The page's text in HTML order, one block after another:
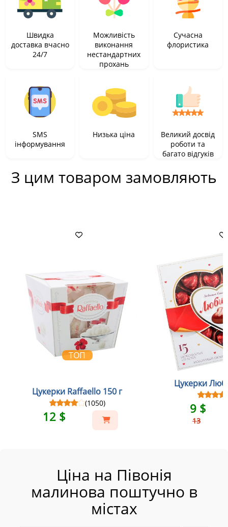
Швидка
доставка вчасно
24/7
Можливість
виконання
нестандартних
прохань
Сучасна
флористика
SMS
інформування
Низька ціна
Великий досвід
роботи та
багато відгуків
З цим товаром замовляють
ТОП
Цукерки Raffaello 150 г
(1050)
12 $
Цукерки
9 $
13
Ціна на Півонія
малинова поштучно в
містах